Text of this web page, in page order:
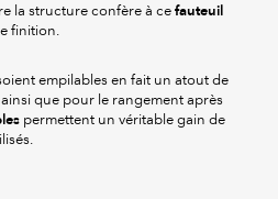
la structure confère à ce fauteuil
finition.
empilables en fait un atout de
que pour le rangement après
permettent un véritable gain de